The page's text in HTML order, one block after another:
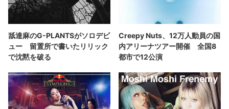
舐達麻のG-PLANTSがソロデビ
ュー 留置所で書いたリリック
で沈黙を破る
Creepy Nuts、12万人動員の国
内アリーナツアー開催 全国8
都市で12公演